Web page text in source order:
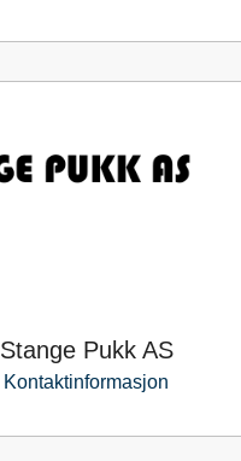
Stange Pukk AS
Kontaktinformasjon